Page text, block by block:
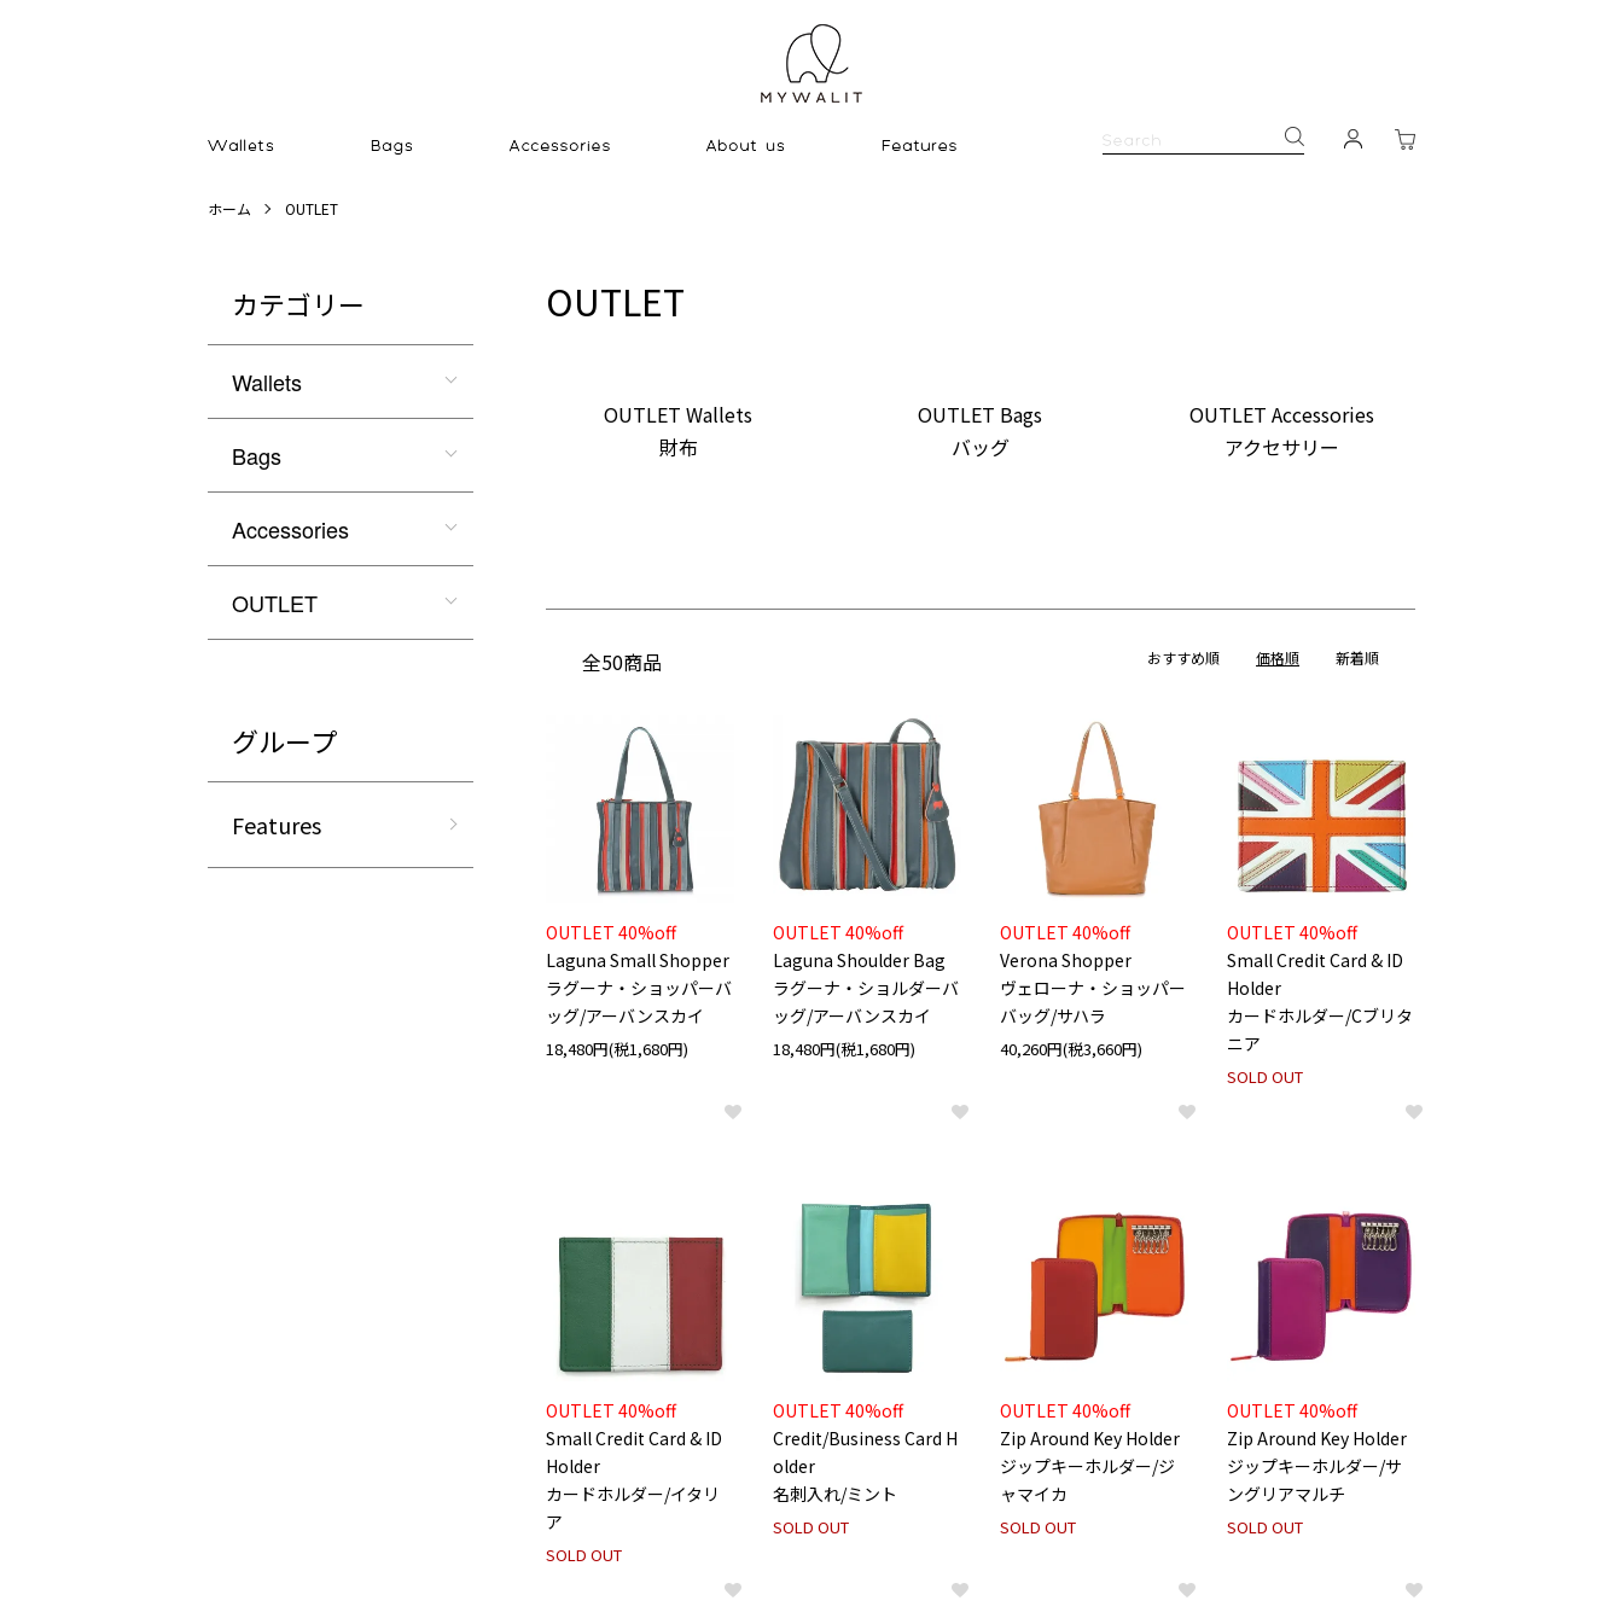
ホーム OUTLET
OUTLET
OUTLET Wallets
財布
OUTLET Bags
バッグ
OUTLET Accessories
アクセサリー
全50商品 おすすめ順 価格順 新着順
OUTLET 40%off
Laguna Small Shopper
ラグーナ・ショッパーバ
ッグ/アーバンスカイ
18,480円(税1,680円)
OUTLET 40%off
Laguna Shoulder Bag
ラグーナ・ショルダーバ
ッグ/アーバンスカイ
18,480円(税1,680円)
OUTLET 40%off
Verona Shopper
ヴェローナ・ショッパー
バッグ/サハラ
40,260円(税3,660円)
OUTLET 40%off
Small Credit Card & ID
Holder
カードホルダー/Cブリタ
ニア
SOLD OUT
OUTLET 40%off
Small Credit Card & ID
Holder
カードホルダー/イタリ
ア
SOLD OUT
OUTLET 40%off
Credit/Business Card H
older
名刺入れ/ミント
SOLD OUT
OUTLET 40%off
Zip Around Key Holder
ジップキーホルダー/ジ
ャマイカ
SOLD OUT
OUTLET 40%off
Zip Around Key Holder
ジップキーホルダー/サ
ングリアマルチ
SOLD OUT
カテゴリー
Wallets
Bags
Accessories
OUTLET
グループ
Features